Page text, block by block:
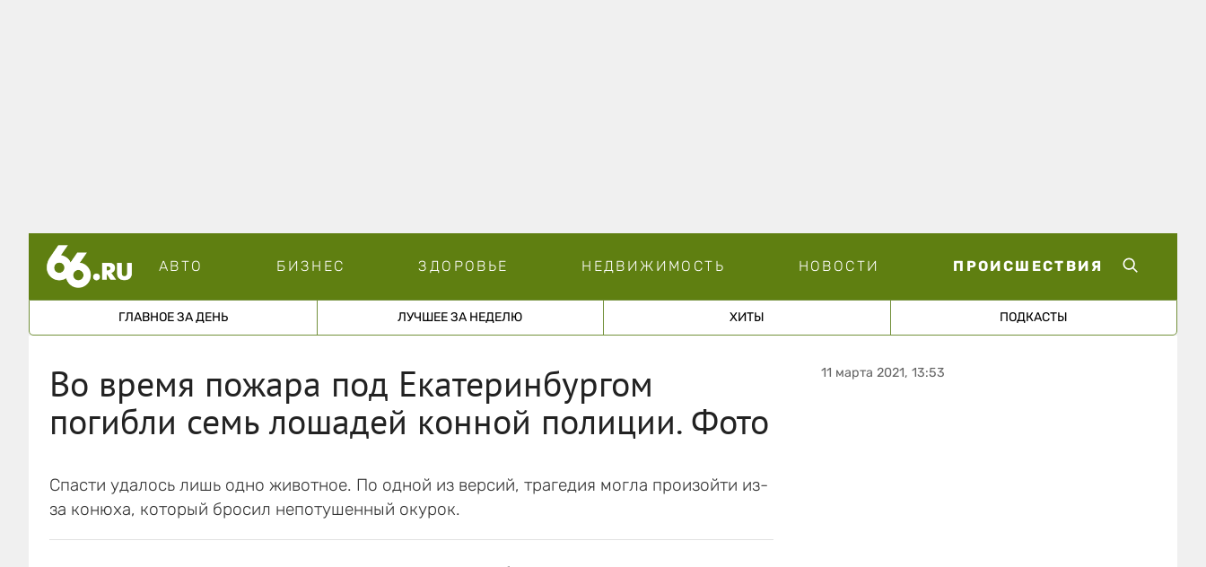
АВТО БИЗНЕС ЗДОРОВЬЕ НЕДВИЖИМОСТЬ НОВОСТИ ПРОИСШЕСТВИЯ
ГЛАВНОЕ ЗА ДЕНЬ ЛУЧШЕЕ ЗА НЕДЕЛЮ ХИТЫ ПОДКАСТЫ
Во время пожара под Екатеринбургом
погибли семь лошадей конной полиции. Фото
Спасти удалось лишь одно животное. По одной из версий, трагедия могла произойти из-
за конюха, который бросил непотушенный окурок.
11 марта 2021, 13:53